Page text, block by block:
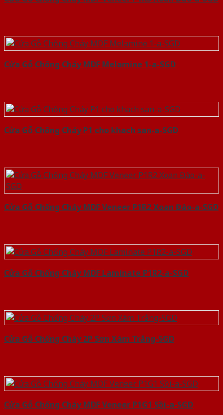
Cửa Gỗ Chống Cháy MDF Melamine 1-a-SGD
Cửa Gỗ Chống Cháy P1 cho khach san-a-SGD
Cửa Gỗ Chống Cháy MDF Veneer P1R2 Xoan Đào-a-SGD
Cửa Gỗ Chống Cháy MDF Laminate P1R2-a-SGD
Cửa Gỗ Chống Cháy 2P Sơn Xám Trắng-SGD
Cửa Gỗ Chống Cháy MDF Veneer P1G1 Sồi-a-SGD